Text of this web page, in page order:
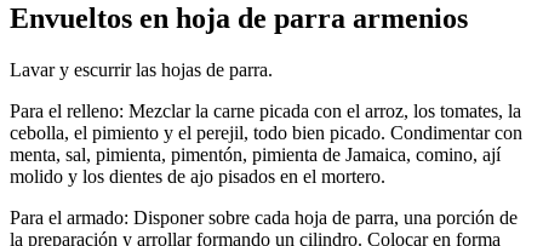
Envueltos en hoja de parra armenios
Lavar y escurrir las hojas de parra.
Para el relleno: Mezclar la carne picada con el arroz, los tomates, la
cebolla, el pimiento y el perejil, todo bien picado. Condimentar con
menta, sal, pimienta, pimentón, pimienta de Jamaica, comino, ají
molido y los dientes de ajo pisados en el mortero.
Para el armado: Disponer sobre cada hoja de parra, una porción de
la preparación y arrollar formando un cilindro. Colocar en forma